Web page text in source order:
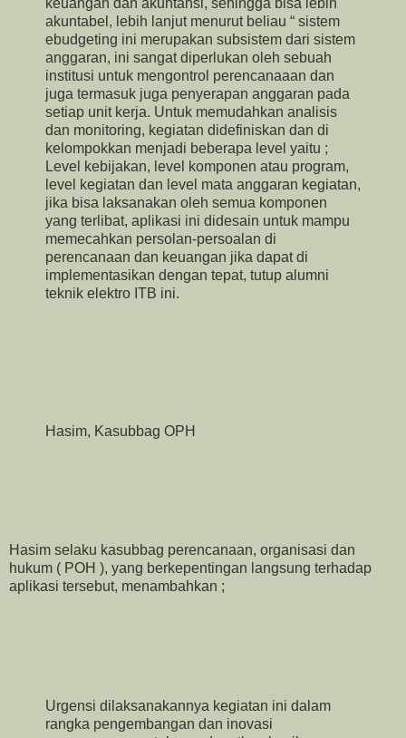
keuangan dan akuntansi, sehingga bisa lebih
akuntabel, lebih lanjut menurut beliau “ sistem
ebudgeting ini merupakan subsistem dari sistem
anggaran, ini sangat diperlukan oleh sebuah
institusi untuk mengontrol perencanaaan dan
juga termasuk juga penyerapan anggaran pada
setiap unit kerja. Untuk memudahkan analisis
dan monitoring, kegiatan didefiniskan dan di
kelompokkan menjadi beberapa level yaitu ;
Level kebijakan, level komponen atau program,
level kegiatan dan level mata anggaran kegiatan,
jika bisa laksanakan oleh semua komponen
yang terlibat, aplikasi ini didesain untuk mampu
memecahkan persolan-persoalan di
perencanaan dan keuangan jika dapat di
implementasikan dengan tepat, tutup alumni
teknik elektro ITB ini.
Hasim, Kasubbag OPH
Hasim selaku kasubbag perencanaan, organisasi dan
hukum ( POH ), yang berkepentingan langsung terhadap
aplikasi tersebut, menambahkan ;
Urgensi dilaksanakannya kegiatan ini dalam
rangka pengembangan dan inovasi